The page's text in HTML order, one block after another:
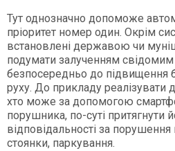
Тут однозначно допоможе
пріоритет номер один. Окрім
встановлені державою чи
подумати залученням
безпосередньо до підвищення
руху. До прикладу реалізувати
хто може за допомогою
порушника, по-суті притягнути
відповідальності за
стоянки, паркування.